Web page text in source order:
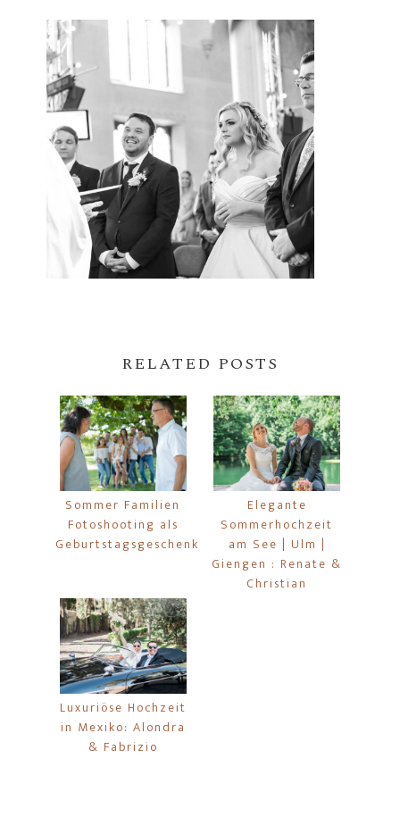
RELATED POSTS
Sommer Familien
Fotoshooting als
Geburtstagsgeschenk
Elegante
Sommerhochzeit
am See | Ulm |
Giengen : Renate &
Christian
Luxuriöse Hochzeit
in Mexiko: Alondra
& Fabrizio